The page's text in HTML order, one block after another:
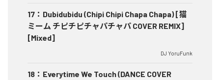
17 ： Dubidubidu (Chipi Chipi Chapa Chapa) [猫
ミーム チピチピチャパチャパ COVER REMIX]
[Mixed]
DJ YoruFunk
18 ： Everytime We Touch (DANCE COVER